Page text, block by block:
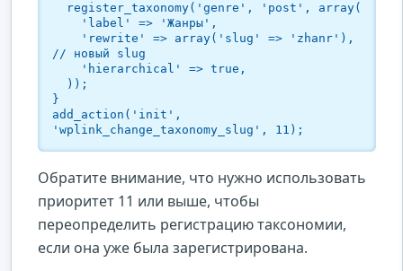
// новый slug
}
add_action('init',
'wplink_change_taxonomy_slug', 11);
Обратите внимание, что нужно использовать
приоритет 11 или выше, чтобы
переопределить регистрацию таксономии,
если она уже была зарегистрирована.